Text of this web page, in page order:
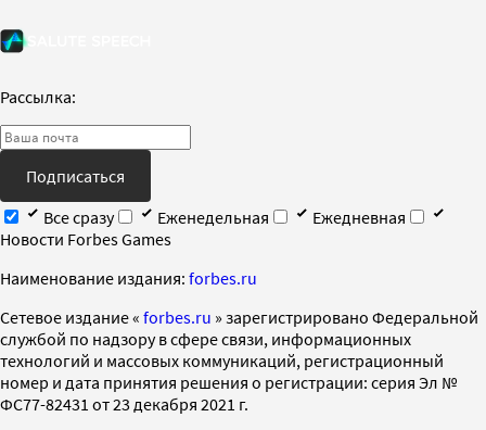
Рассылка:
Подписаться
Все сразу
Еженедельная
Ежедневная
Новости Forbes Games
Наименование издания: forbes.ru
Cетевое издание « forbes.ru » зарегистрировано Федеральной
службой по надзору в сфере связи, информационных
технологий и массовых коммуникаций, регистрационный
номер и дата принятия решения о регистрации: серия Эл №
ФС77-82431 от 23 декабря 2021 г.